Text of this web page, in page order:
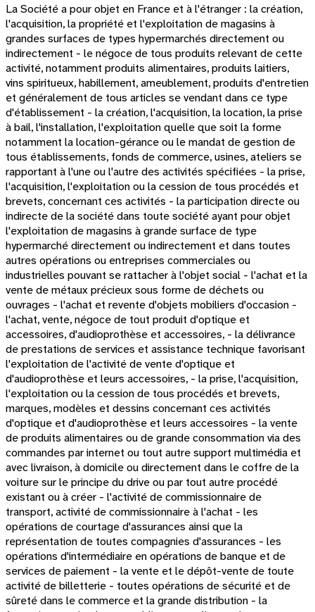
La Société a pour objet en France et à l'étranger : la création,
l'acquisition, la propriété et l'exploitation de magasins à
grandes surfaces de types hypermarchés directement ou
indirectement - le négoce de tous produits relevant de cette
activité, notamment produits alimentaires, produits laitiers,
vins spiritueux, habillement, ameublement, produits d'entretien
et généralement de tous articles se vendant dans ce type
d'établissement - la création, l'acquisition, la location, la prise
à bail, l'installation, l'exploitation quelle que soit la forme
notamment la location-gérance ou le mandat de gestion de
tous établissements, fonds de commerce, usines, ateliers se
rapportant à l'une ou l'autre des activités spécifiées - la prise,
l'acquisition, l'exploitation ou la cession de tous procédés et
brevets, concernant ces activités - la participation directe ou
indirecte de la société dans toute société ayant pour objet
l'exploitation de magasins à grande surface de type
hypermarché directement ou indirectement et dans toutes
autres opérations ou entreprises commerciales ou
industrielles pouvant se rattacher à l'objet social - l'achat et la
vente de métaux précieux sous forme de déchets ou
ouvrages - l'achat et revente d'objets mobiliers d'occasion -
l'achat, vente, négoce de tout produit d'optique et
accessoires, d'audioprothèse et accessoires, - la délivrance
de prestations de services et assistance technique favorisant
l'exploitation de l'activité de vente d'optique et
d'audioprothèse et leurs accessoires, - la prise, l'acquisition,
l'exploitation ou la cession de tous procédés et brevets,
marques, modèles et dessins concernant ces activités
d'optique et d'audioprothèse et leurs accessoires - la vente
de produits alimentaires ou de grande consommation via des
commandes par internet ou tout autre support multimédia et
avec livraison, à domicile ou directement dans le coffre de la
voiture sur le principe du drive ou par tout autre procédé
existant ou à créer - l'activité de commissionnaire de
transport, activité de commissionnaire à l'achat - les
opérations de courtage d'assurances ainsi que la
représentation de toutes compagnies d'assurances - les
opérations d'intermédiaire en opérations de banque et de
services de paiement - la vente et le dépôt-vente de toute
activité de billetterie - toutes opérations de sécurité et de
sûreté dans le commerce et la grande distribution - la